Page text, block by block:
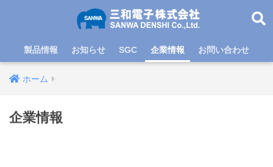
製品情報 お知らせ SGC 企業情報 お問い合わせ
ホーム
企業情報